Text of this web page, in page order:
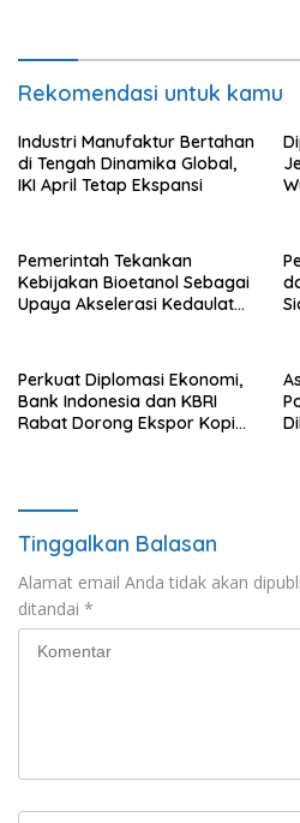
Rekomendasi untuk kamu
Industri Manufaktur Bertahan
di Tengah Dinamika Global,
IKI April Tetap Ekspansi
Pemerintah Tekankan
Kebijakan Bioetanol Sebagai
Upaya Akselerasi Kedaulatan
Perkuat Diplomasi Ekonomi,
Bank Indonesia dan KBRI
Rabat Dorong Ekspor Kopi
Tinggalkan Balasan
Alamat email Anda tidak akan
ditandai *